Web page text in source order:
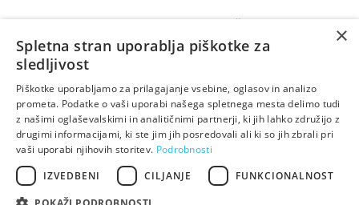
Zakaj je temu tako in kaj so ti starši storili
drugače, preverite sami.Prijavite se na program
na zgornji povezavi
in okusite vsebine, ki so že
mnogim staršem pomagale storiti korake v pravo
smer -navkljub navideznemu boji z mlini na
veter.
Predvsem pa vam starši iskreno želim, da
sprejemate prave odločitve in da moč odločanja
čim dlje držite v svojih rokah.
×
Spletna stran uporablja piškotke za
sledljivost
Piškotke uporabljamo za prilagajanje vsebine, oglasov in analizo
prometa. Podatke o vaši uporabi našega spletnega mesta delimo tudi
z našimi oglaševalskimi in analitičnimi partnerji, ki jih lahko združijo z
drugimi informacijami, ki ste jim jih posredovali ali ki so jih zbrali pri
vaši uporabi njihovih storitev. Podrobnosti
IZVEDBENI
CILJANJE FUNKCIONALNOST